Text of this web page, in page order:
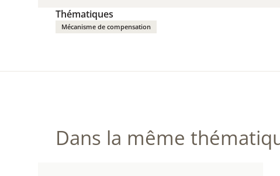
Thématiques
Mécanisme de compensation
Dans la même